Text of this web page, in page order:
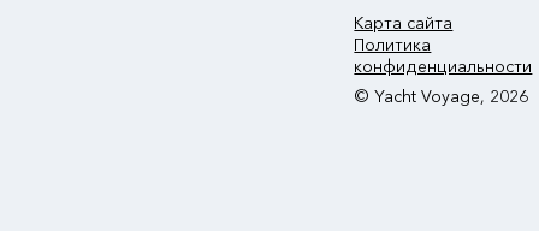
Карта сайта
Политика
конфиденциальности
© Yacht Voyage, 2026